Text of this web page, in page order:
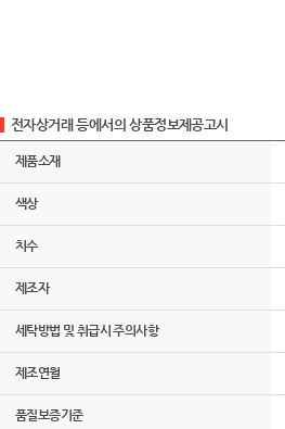
전자상거래 등에서의 상품정보제공고시
제품소재
색상
치수
제조자
세탁방법 및 취급시 주의사항
제조연월
품질보증기준